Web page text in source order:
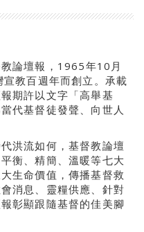
論壇報，1965年10月
教百週年而創立。承載
期許以文字「高舉基
代基督徒發聲、向世人
洪流如何，基督教論壇
衡、精簡、溫暖等七大
生命價值，傳播基督救
消息、靈糧供應、針對
彰顯跟隨基督的佳美腳